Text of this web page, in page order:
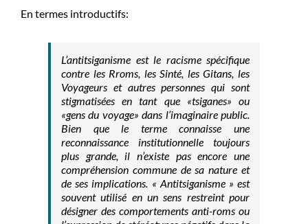
En termes introductifs:
L’antitsiganisme est le racisme spécifique
contre les Rroms, les Sinté, les Gitans, les
Voyageurs et autres personnes qui sont
stigmatisées en tant que «tsiganes» ou
«gens du voyage» dans l’imaginaire public.
Bien que le terme connaisse une
reconnaissance institutionnelle toujours
plus grande, il n’existe pas encore une
compréhension commune de sa nature et
de ses implications. « Antitsiganisme » est
souvent utilisé en un sens restreint pour
désigner des comportements anti-roms ou